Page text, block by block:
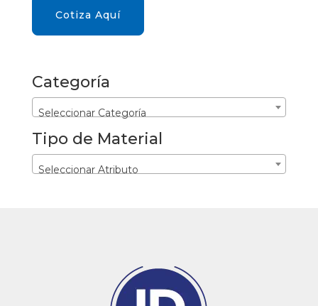
Cotiza Aquí
Categoría
Seleccionar Categoría
Tipo de Material
Seleccionar Atributo